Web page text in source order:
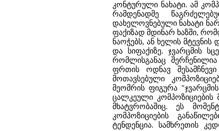
კონტურული ნახატი. ამ
რამდენადმე
დახელოვნებული ნახატი
ფაქიზად მდინარ ხაზში,
ნაოჭებს, ან ხელის
და სიფაქიზე. ჯვარცმის
რომლისგანაც
ფრთის ოდნავ
მოთავსებული
მეომრის ფიგურა
ცალკეული კომპოზიციების
მხატვრობაშიც. ეს
კომპოზიციების
ტენდენცია. სამხრეთის